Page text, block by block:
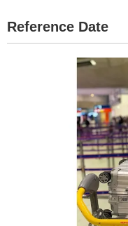
Reference Date